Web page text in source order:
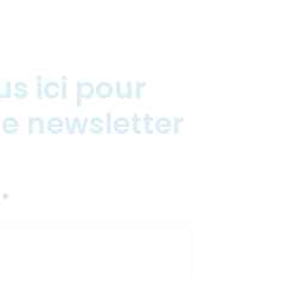
ici pour
newsletter
*